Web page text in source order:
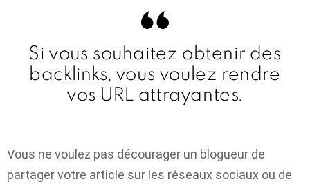
Si vous souhaitez obtenir des
backlinks, vous voulez rendre
vos URL attrayantes.
Vous ne voulez pas décourager un blogueur de
partager votre article sur les réseaux sociaux ou de